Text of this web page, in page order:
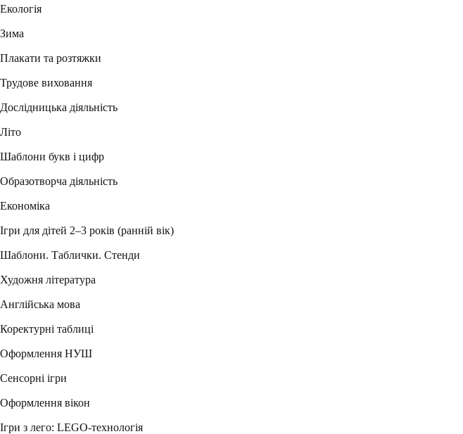
Екологія
Зима
Плакати та розтяжки
Трудове виховання
Дослідницька діяльність
Літо
Шаблони букв і цифр
Образотворча діяльність
Економіка
Ігри для дітей 2–3 років (ранній вік)
Шаблони. Таблички. Стенди
Художня література
Англійська мова
Коректурні таблиці
Оформлення НУШ
Сенсорні ігри
Оформлення вікон
Ігри з лего: LEGO-технологія